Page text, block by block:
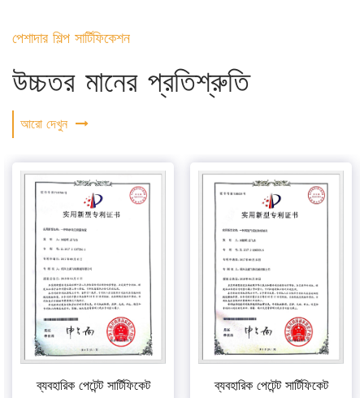
পেশাদার শিল্প সার্টিফিকেশন
উচ্চতর মানের প্রতিশ্রুতি
আরো দেখুন
ব্যবহারিক পেটেন্ট সার্টিফিকেট ব্যবহারিক পেটেন্ট সার্টিফিকেট